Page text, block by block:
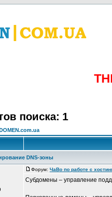
поиска: 1
DNS-зоны
Форум: ЧаВо по работе с
Субдомены – управление